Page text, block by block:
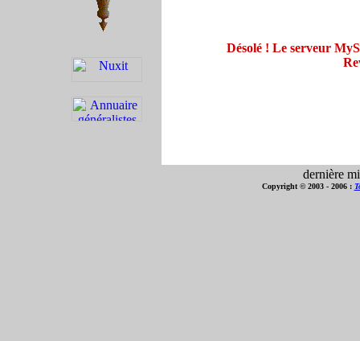
Désolé ! Le serveur
dernière
Copyright © 2003 - 2006 :